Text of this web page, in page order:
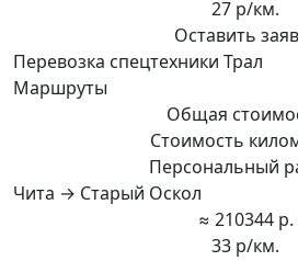
27 р/км.
Оставить
Перевозка спецтехники Трал
Маршруты
Общая
Стоимость
Персональный
Чита → Старый Оскол
≈ 210344 р.
33 р/км.